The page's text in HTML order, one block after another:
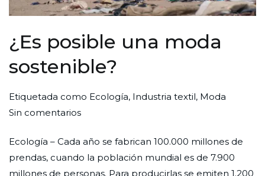
¿Es posible una moda
sostenible?
Por
Redaccion
Nueva
Publicada
el
de
febrero
Publicada
en
Etiquetada como Ecología, Industria textil, Moda
Sin comentariosen
posible
una
Ecología – Cada año se fabrican 100.000 millones de
prendas, cuando la población mundial es de 7.900
millones de personas. Para producirlas se emiten 1.200